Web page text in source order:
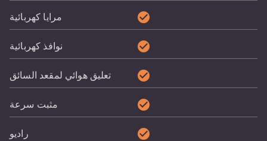
مرايا كهربائية check_circle
نوافذ كهربائية check_circle
تعليق هوائي لمقعد السائق check_circle
مثبت سرعة check_circle
راديو check_circle